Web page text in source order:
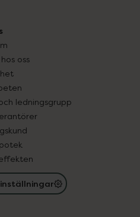
oss
ledningsgrupp